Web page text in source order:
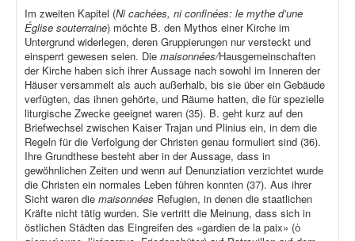
Im zweiten Kapitel (Ni cachées, ni confinées: le mythe d’une
Église souterraine) möchte B. den Mythos einer Kirche im
Untergrund widerlegen, deren Gruppierungen nur versteckt und
einsperrt gewesen seien. Die maisonnées/Hausgemeinschaften
der Kirche haben sich ihrer Aussage nach sowohl im Inneren der
Häuser versammelt als auch außerhalb, bis sie über ein Gebäude
verfügten, das ihnen gehörte, und Räume hatten, die für spezielle
liturgische Zwecke geeignet waren (35). B. geht kurz auf den
Briefwechsel zwischen Kaiser Trajan und Plinius ein, in dem die
Regeln für die Verfolgung der Christen genau formuliert sind (36).
Ihre Grundthese besteht aber in der Aussage, dass in
gewöhnlichen Zeiten und wenn auf Denunziation verzichtet wurde
die Christen ein normales Leben führen konnten (37). Aus ihrer
Sicht waren die maisonnées Refugien, in denen die staatlichen
Kräfte nicht tätig wurden. Sie vertritt die Meinung, dass sich in
östlichen Städten das Eingreifen des «gardien de la paix» (ὁ